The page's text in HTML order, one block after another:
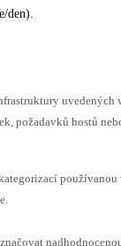
den).
uvedených
požadavků hostů
používanou